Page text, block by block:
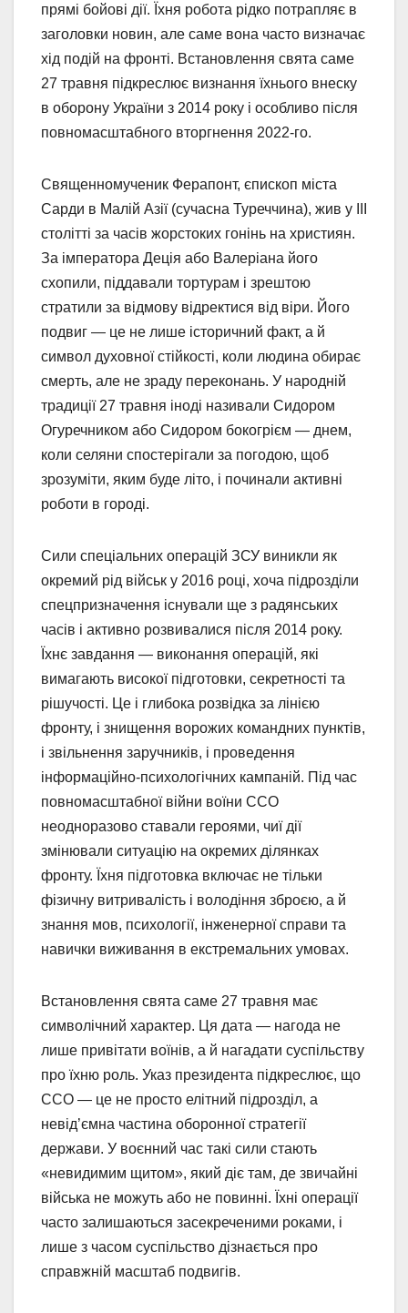
прямі бойові дії. Їхня робота рідко потрапляє в
заголовки новин, але саме вона часто визначає
хід подій на фронті. Встановлення свята саме
27 травня підкреслює визнання їхнього внеску
в оборону України з 2014 року і особливо після
повномасштабного вторгнення 2022-го.
Священномученик Ферапонт, єпископ міста
Сарди в Малій Азії (сучасна Туреччина), жив у III
столітті за часів жорстоких гонінь на християн.
За імператора Деція або Валеріана його
схопили, піддавали тортурам і зрештою
стратили за відмову відректися від віри. Його
подвиг — це не лише історичний факт, а й
символ духовної стійкості, коли людина обирає
смерть, але не зраду переконань. У народній
традиції 27 травня іноді називали Сидором
Огуречником або Сидором бокогрієм — днем,
коли селяни спостерігали за погодою, щоб
зрозуміти, яким буде літо, і починали активні
роботи в городі.
Сили спеціальних операцій ЗСУ виникли як
окремий рід військ у 2016 році, хоча підрозділи
спецпризначення існували ще з радянських
часів і активно розвивалися після 2014 року.
Їхнє завдання — виконання операцій, які
вимагають високої підготовки, секретності та
рішучості. Це і глибока розвідка за лінією
фронту, і знищення ворожих командних пунктів,
і звільнення заручників, і проведення
інформаційно-психологічних кампаній. Під час
повномасштабної війни воїни ССО
неодноразово ставали героями, чиї дії
змінювали ситуацію на окремих ділянках
фронту. Їхня підготовка включає не тільки
фізичну витривалість і володіння зброєю, а й
знання мов, психології, інженерної справи та
навички виживання в екстремальних умовах.
Встановлення свята саме 27 травня має
символічний характер. Ця дата — нагода не
лише привітати воїнів, а й нагадати суспільству
про їхню роль. Указ президента підкреслює, що
ССО — це не просто елітний підрозділ, а
невід’ємна частина оборонної стратегії
держави. У воєнний час такі сили стають
«невидимим щитом», який діє там, де звичайні
війська не можуть або не повинні. Їхні операції
часто залишаються засекреченими роками, і
лише з часом суспільство дізнається про
справжній масштаб подвигів.